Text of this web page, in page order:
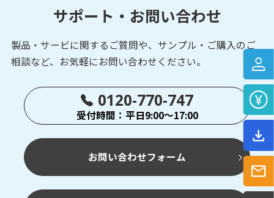
サポート・お問い合わせ
製品・サービに関するご質問や、サンプル・ご購入の ご
相談など、お気軽にお問い合わせください。
0120-770-747
受付時間：平日9:00～17:00
お問い合わせフォーム